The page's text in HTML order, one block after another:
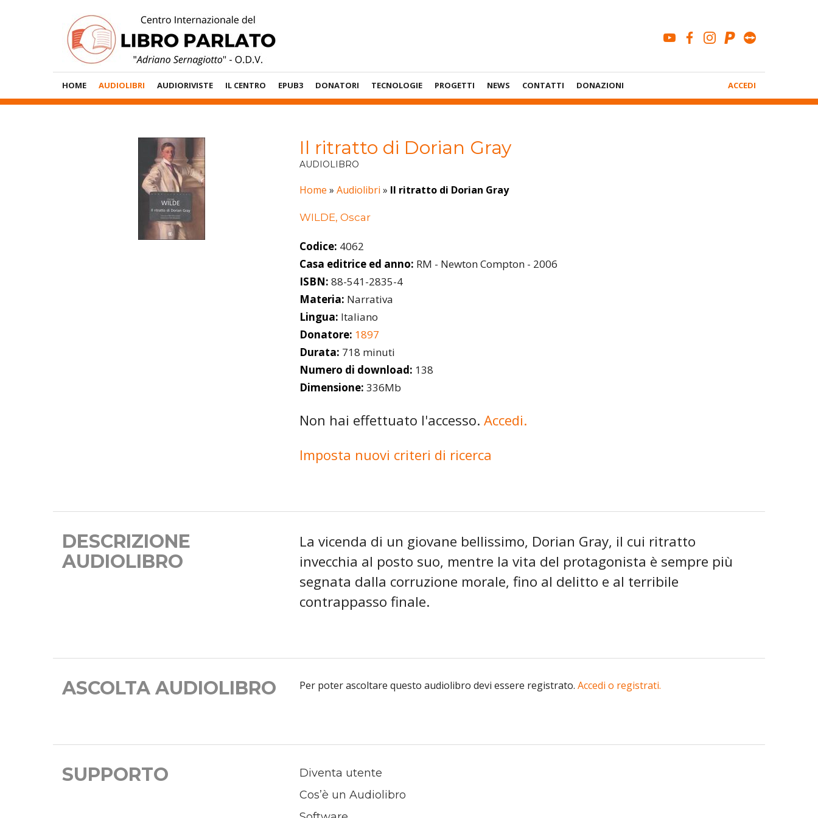
youtubefacebook
instagram
paypal
Menù
Principale
HOME AUDIOLIBRI AUDIORIVISTE IL CENTRO EPUB3 DONATORI TECNOLOGIE PROGETTI NEWS CONTATTI DONAZIONI
Account
ACCEDI
Il ritratto di Dorian Gray
AUDIOLIBRO
Home » Audiolibri » Il ritratto di Dorian Gray
WILDE, Oscar
Codice: 4062
Casa editrice ed anno: RM - Newton Compton - 2006
ISBN: 88-541-2835-4
Materia: Narrativa
Lingua: Italiano
Donatore: 1897
Durata: 718 minuti
Numero di download: 138
Dimensione: 336Mb
Non hai effettuato l'accesso. Accedi.
Imposta nuovi criteri di ricerca
DESCRIZIONE
AUDIOLIBRO
La vicenda di un giovane bellissimo, Dorian Gray, il cui ritratto
invecchia al posto suo, mentre la vita del protagonista è sempre più
segnata dalla corruzione morale, fino al delitto e al terribile
contrappasso finale.
ASCOLTA AUDIOLIBRO Per poter ascoltare questo audiolibro devi essere registrato. Accedi o registrati.
SUPPORTO
Diventa utente
Cos’è un Audiolibro